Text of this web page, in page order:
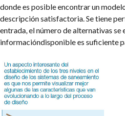
donde es posible encontrar un
descripción satisfactoria. Se tiene
entrada, el número de alternativas se
informacióndisponible es suficiente